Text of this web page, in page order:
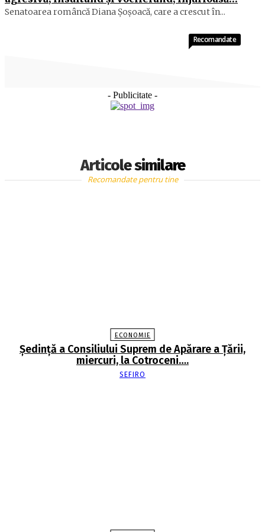
Senatoarea româncă Diana Şoşoacă, care a crescut în...
- Publicitate -
Articole similare
Recomandate
Recomandate pentru tine
ECONOMIE
Şedinţă a Consiliului Suprem de Apărare a Ţării,
miercuri, la Cotroceni….
SEFIRO